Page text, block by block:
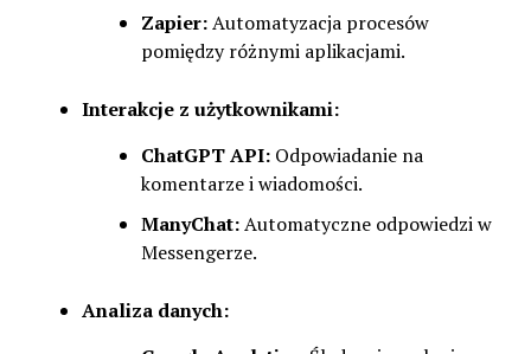
Zapier:Automatyzacja procesów
pomiędzy różnymi aplikacjami.
Interakcje z użytkownikami:
ChatGPT API:Odpowiadanie na
komentarze i wiadomości.
ManyChat:Automatyczne odpowiedzi w
Messengerze.
Analiza danych: